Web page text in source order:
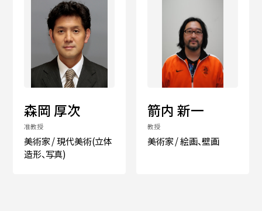
森岡 厚次
准教授
美術家 / 現代美術(立体
造形、写真)
箭内 新一
教授
美術家 / 絵画、壁画